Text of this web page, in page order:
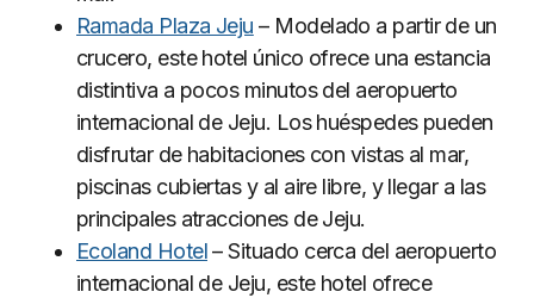
Ramada Plaza Jeju – Modelado a partir de un
crucero, este hotel único ofrece una estancia
distintiva a pocos minutos del aeropuerto
internacional de Jeju. Los huéspedes pueden
disfrutar de habitaciones con vistas al mar,
piscinas cubiertas y al aire libre, y llegar a las
principales atracciones de Jeju.
Ecoland Hotel– Situado cerca del aeropuerto
internacional de Jeju, este hotel ofrece